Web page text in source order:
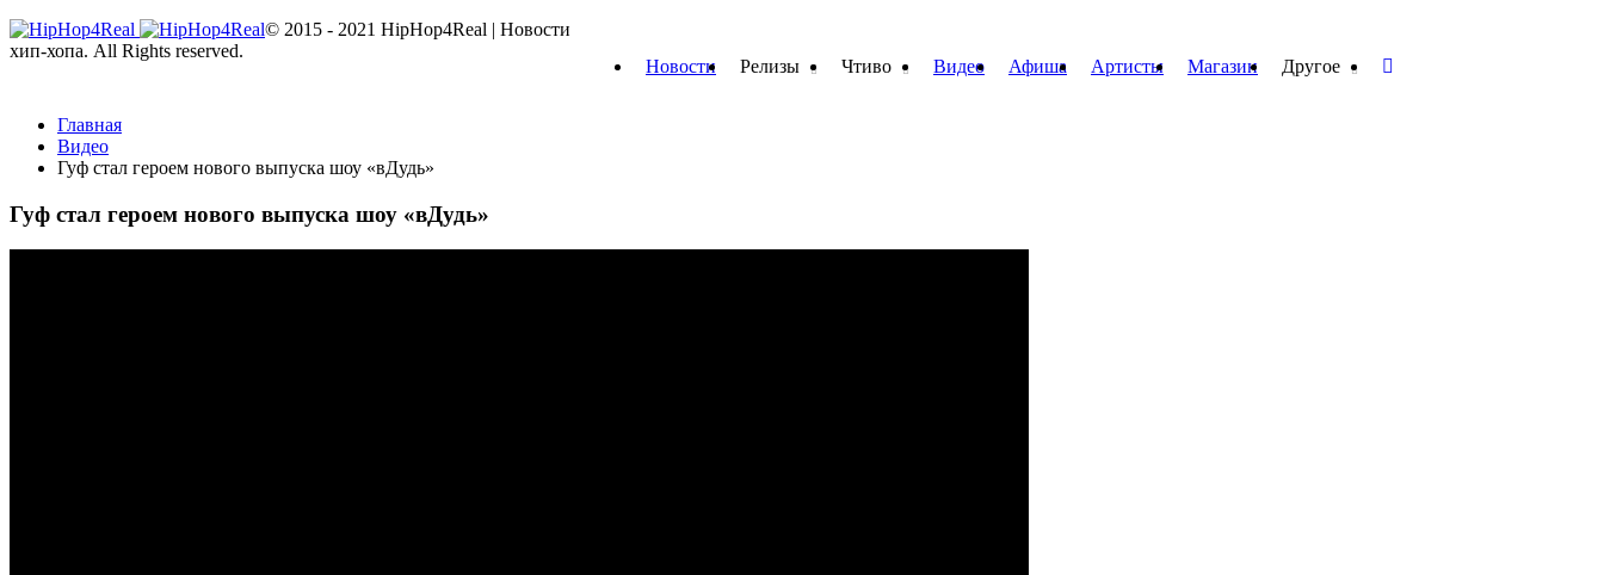
Новости Релизы Чтиво Видео Афиша Артисты Магазин Другое
Главная
Видео
Гуф стал героем нового выпуска шоу «вДудь»
Гуф стал героем нового выпуска шоу «вДудь»
© 2015 - 2021 HipHop4Real | Новости
хип-хопа. All Rights reserved.